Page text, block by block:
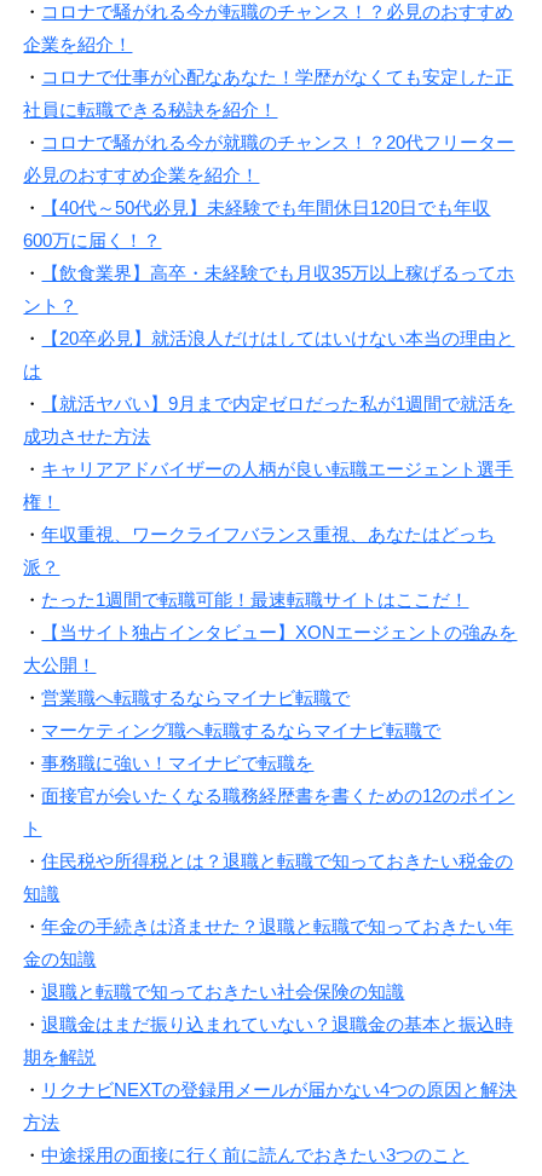
・ コロナで騒がれる今が転職のチャンス！？必見のおすすめ
企業を紹介！
・ コロナで仕事が心配なあなた！学歴がなくても安定した正
社員に転職できる秘訣を紹介！
・ コロナで騒がれる今が就職のチャンス！？20代フリーター
必見のおすすめ企業を紹介！
・
【40代～50代必見】未経験でも年間休日120日でも年収
600万に届く！？
・
【飲食業界】高卒・未経験でも月収35万以上稼げるってホ
ント？
・
【20卒必見】就活浪人だけはしてはいけない本当の理由と
は
・
【就活ヤバい】9月まで内定ゼロだった私が1週間で就活を
成功させた方法
・ キャリアアドバイザーの人柄が良い転職エージェント選手
権！
・年収重視、ワークライフバランス重視、あなたはどっち
派？
・ たった1週間で転職可能！最速転職サイトはここだ！
・
【当サイト独占インタビュー】XONエージェントの強みを
大公開！
・営業職へ転職するならマイナビ転職で
・ マーケティング職へ転職するならマイナビ転職で
・事務職に強い！マイナビで転職を
・面接官が会いたくなる職務経歴書を書くための12のポイン
ト
・住民税や所得税とは？退職と転職で知っておきたい税金の
知識
・年金の手続きは済ませた？退職と転職で知っておきたい年
金の知識
・退職と転職で知っておきたい社会保険の知識
・退職金はまだ振り込まれていない？退職金の基本と振込時
期を解説
・ リクナビNEXTの登録用メールが届かない4つの原因と解決
方法
・中途採用の面接に行く前に読んでおきたい3つのこと